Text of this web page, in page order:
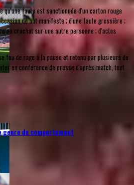
qu'une faute est sanctionnée d'un carton rouge
de but manifeste ; d'une faute grossière ;
ou crachat sur une autre personne ; d'actes
fou de rage à la pause et retenu par plusieurs de
en conférence de presse d'après-match, tout
genre de comportement